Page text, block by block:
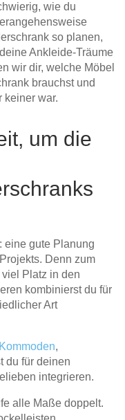
wie du
so planen,
Ankleide-Träume
wir dir, welche Möbel
brauchst und
keiner war.
um die
eine gute Planung
Denn zum
Platz in den
kombinierst du für
Art
Kommoden,
du für deinen
integrieren.
alle Maße doppelt.